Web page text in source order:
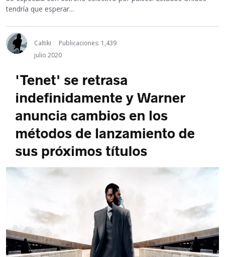
tendría que esperar...
Caltiki
Publicaciones: 1,439
julio 2020